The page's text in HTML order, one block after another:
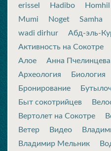
erissel
Hadibo Homhil
Mumi
Noget Samha
wadi dirhur
Абд-эль-
Активность на Сокотре
Алое
Анна Пчелинцева
Археология
Биология
Бронирование
Быт сокотрийцев
Вертолет на Сокотре
Ветер
Видео
Владимир Мельник